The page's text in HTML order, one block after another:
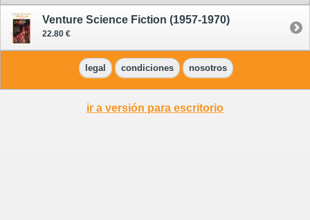
Venture Science Fiction (1957-1970)
22.80 €
legal condiciones nosotros
ir a versión para escritorio